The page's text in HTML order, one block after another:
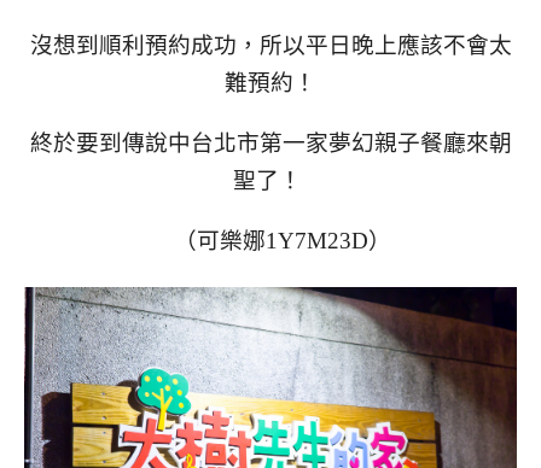
沒想到順利預約成功，所以平日晚上應該不會太
難預約！
終於要到傳說中台北市第一家夢幻親子餐廳來朝
聖了！
（可樂娜1Y7M23D）